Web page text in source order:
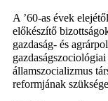
A ’60-as évek
előkészítő
gazdaság- és
államszocializmus
reformjának